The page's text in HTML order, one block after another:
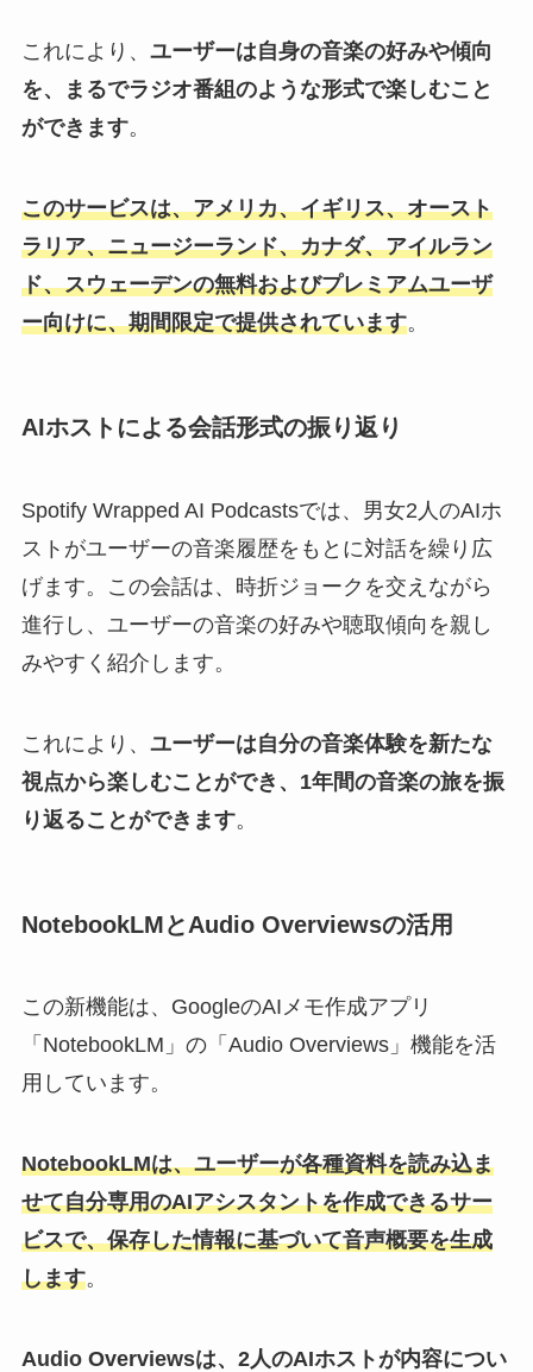
これにより、 ユーザーは自身の音楽の好みや傾向
を、まるでラジオ番組のような形式で楽しむこと
ができます。
このサービスは、アメリカ、イギリス、オースト
ラリア、ニュージーランド、カナダ、アイルラン
ド、スウェーデンの無料およびプレミアムユーザ
ー向けに、期間限定で提供されています。
AIホストによる会話形式の振り返り
Spotify Wrapped AI Podcastsでは、男女2人のAIホ
ストがユーザーの音楽履歴をもとに対話を繰り広
げます。この会話は、時折ジョークを交えながら
進行し、ユーザーの音楽の好みや聴取傾向を親し
みやすく紹介します。
これにより、 ユーザーは自分の音楽体験を新たな
視点から楽しむことができ、1年間の音楽の旅を振
り返ることができます。
NotebookLMとAudio Overviewsの活用
この新機能は、GoogleのAIメモ作成アプリ
「NotebookLM」の「Audio Overviews」機能を活
用しています。
NotebookLMは、ユーザーが各種資料を読み込ま
せて自分専用のAIアシスタントを作成できるサー
ビスで、保存した情報に基づいて音声概要を生成
します。
Audio Overviewsは、2人のAIホストが内容につい